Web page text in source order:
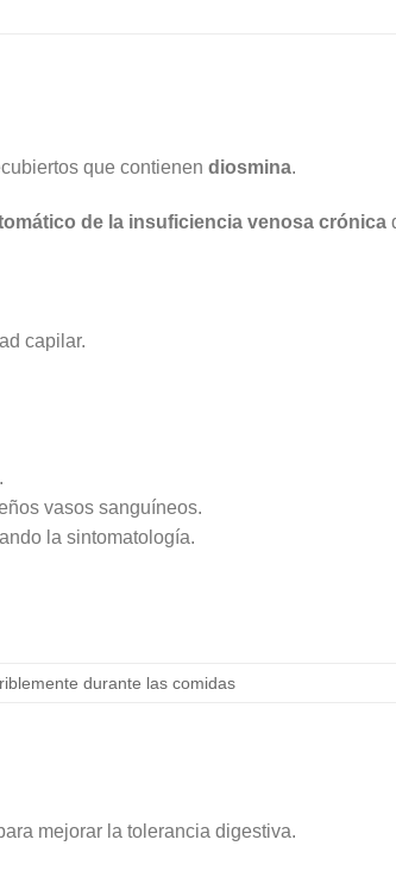
que contienen diosmina.
de la insuficiencia venosa crónica
capilar.
.
vasos sanguíneos.
la sintomatología.
durante las comidas
mejorar la tolerancia digestiva.